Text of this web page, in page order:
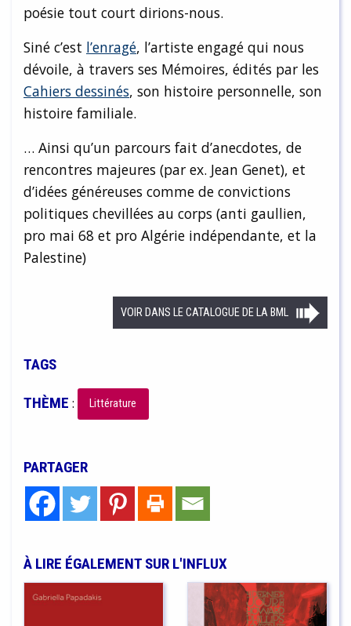
poésie tout court dirions-nous.
Siné c’est l’enragé, l’artiste engagé qui nous
dévoile, à travers ses Mémoires, édités par les
Cahiers dessinés, son histoire personnelle, son
histoire familiale.
… Ainsi qu’un parcours fait d’anecdotes, de
rencontres majeures (par ex. Jean Genet), et
d’idées généreuses comme de convictions
politiques chevillées au corps (anti gaullien,
pro mai 68 et pro Algérie indépendante, et la
Palestine)
VOIR DANS LE CATALOGUE DE LA BML
TAGS
THÈME : Littérature
PARTAGER
À LIRE ÉGALEMENT SUR L'INFLUX